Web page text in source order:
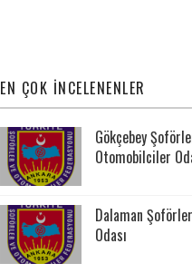
EN ÇOK İNCELENENLER
Gökçebey
Otomobilciler
Dalaman
Odası